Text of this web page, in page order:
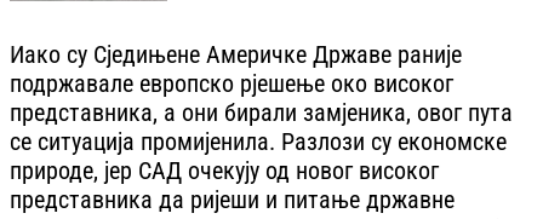
Иако су Сједињене Америчке Државе раније
подржавале европско рјешење око високог
представника, а они бирали замјеника, овог пута
се ситуација промијенила. Разлози су економске
природе, јер САД очекују од новог високог
представника да ријеши и питање државне